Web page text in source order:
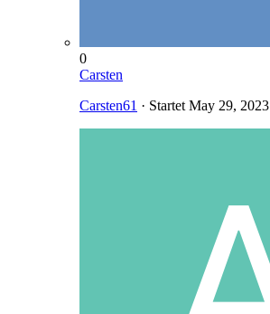
0
Carsten
Carsten61 · Startet May 29, 2023